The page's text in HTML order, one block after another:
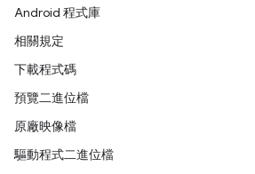
Android 程式庫
相關規定
下載程式碼
預覽二進位檔
原廠映像檔
驅動程式二進位檔